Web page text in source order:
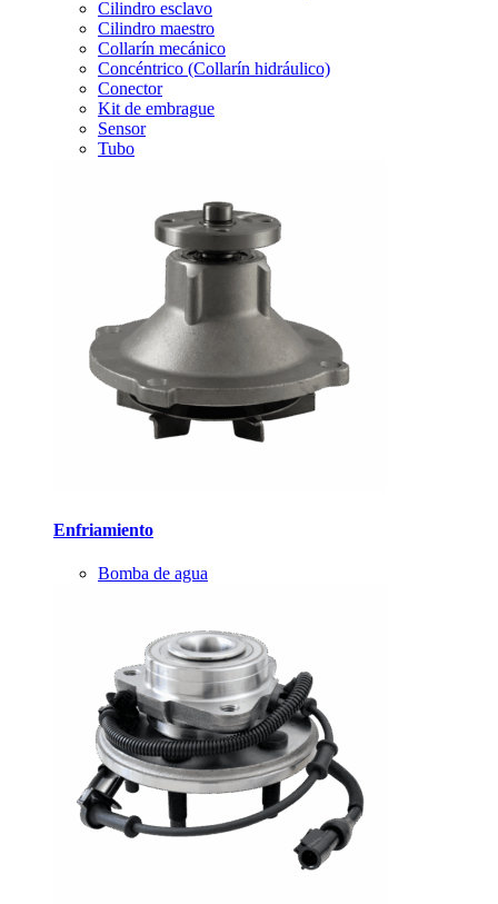
Cilindro esclavo
Cilindro maestro
Collarín mecánico
Concéntrico (Collarín hidráulico)
Conector
Kit de embrague
Sensor
Tubo
Enfriamiento
Bomba de agua